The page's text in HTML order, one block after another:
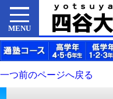
MENU
一つ前のページへ戻る